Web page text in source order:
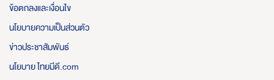
ข้อตกลงและเงื่อนไข
นโยบายความเป็นส่วนตัว
ข่าวประชาสัมพันธ์
นโยบาย ไทยมีดี.com